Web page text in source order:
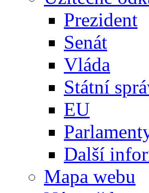
Prezident
Senát
Vláda
Státní
EU
Další
Mapa webu